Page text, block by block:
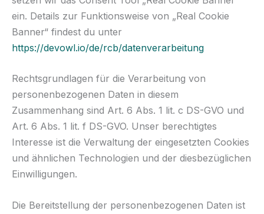
ein. Details zur Funktionsweise von „Real Cookie
Banner“ findest du unter
https://devowl.io/de/rcb/datenverarbeitung
Rechtsgrundlagen für die Verarbeitung von
personenbezogenen Daten in diesem
Zusammenhang sind Art. 6 Abs. 1 lit. c DS-GVO und
Art. 6 Abs. 1 lit. f DS-GVO. Unser berechtigtes
Interesse ist die Verwaltung der eingesetzten Cookies
und ähnlichen Technologien und der diesbezüglichen
Einwilligungen.
Die Bereitstellung der personenbezogenen Daten ist